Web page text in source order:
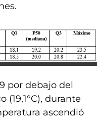
por debajo del
durante
ascendió